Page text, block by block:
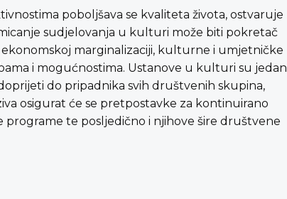
poboljšava se kvaliteta života, ostvaruje
sudjelovanja u kulturi može biti pokretač
marginalizaciji, kulturne i umjetničke
i mogućnostima. Ustanove u kulturi su jedan
do pripadnika svih društvenih skupina,
osigurat će se pretpostavke za kontinuirano
te posljedično i njihove šire društvene